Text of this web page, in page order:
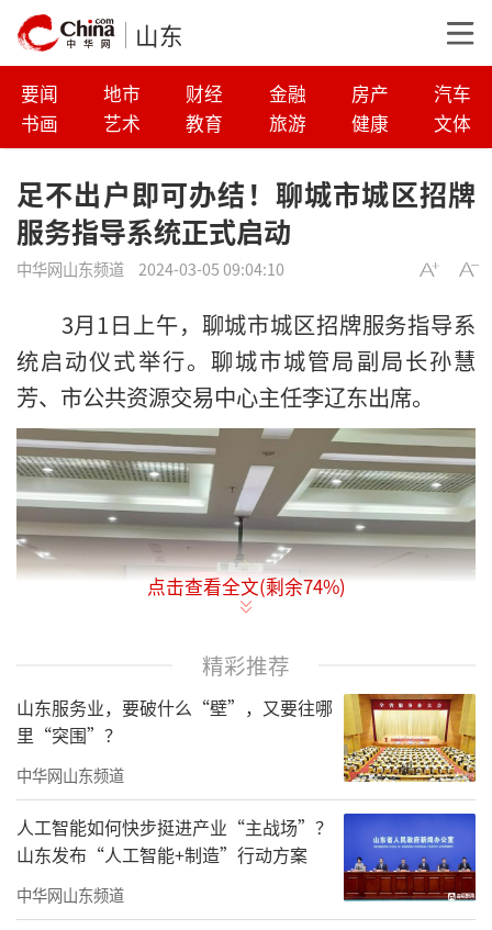
山东
要闻 地市 财经 金融 房产
汽车
书画
艺术 教育 旅游 健康 文体
足不出户即可办结！聊城市城区招牌
服务指导系统正式启动
中华网山东频道 2024-03-05 09:04:10
3月1日上午，聊城市城区招牌服务指导系
统启动仪式举行。聊城市城管局副局长孙慧
芳、市公共资源交易中心主任李辽东出席。
李辽东表示，“聊城市城区招牌服务指导
系统”的推出，实现了商户足不出户，即可通
过手机完成招牌服务指导申请，是将传统的线
下办理升级为“线上线下融合”的智慧管理模
点击查看全文(剩余74%)
精彩推荐
山东服务业，要破什么“壁”，又要往哪
里“突围”？
中华网山东频道
人工智能如何快步挺进产业“主战场”？
山东发布“人工智能+制造”行动方案
中华网山东频道